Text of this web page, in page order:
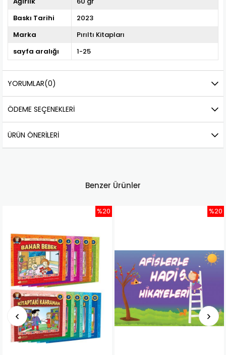
Baskı Tarihi
2023
Marka
Pırıltı Kitapları
sayfa aralığı
1-25
YORUMLAR(0)
ÖDEME SEÇENEKLERI
ÜRÜN ÖNERILERI
Benzer Ürünler
%20 %20